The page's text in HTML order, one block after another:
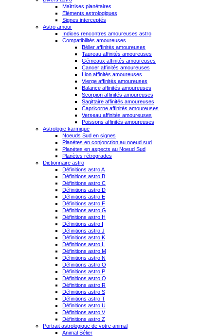
Maîtrises planétaires
Éléments astrologiques
Signes interceptés
Astro amour
Indices rencontres amoureuses astro
Compatibilités amoureuses
Bélier affinités amoureuses
Taureau affinités amoureuses
Gémeaux affinités amoureuses
Cancer affinités amoureuses
Lion affinités amoureuses
Vierge affinités amoureuses
Balance affinités amoureuses
Scorpion affinités amoureuses
Sagittaire affinités amoureuses
Capricorne affinités amoureuses
Verseau affinités amoureuses
Poissons affinités amoureuses
Astrologie karmique
Noeuds Sud en signes
Planètes en conjonction au noeud sud
Planètes en aspects au Noeud Sud
Planètes rétrogrades
Dictionnaire astro
Définitions astro A
Définitions astro B
Définitions astro C
Définitions astro D
Définitions astro E
Définitions astro F
Définitions astro G
Définitions astro H
Définitions astro I
Définitions astro J
Définitions astro K
Définitions astro L
Définitions astro M
Définitions astro N
Définitions astro O
Définitions astro P
Définitions astro Q
Définitions astro R
Définitions astro S
Définitions astro T
Définitions astro U
Définitions astro V
Définitions astro Z
Portrait astrologique de votre animal
Animal Bélier